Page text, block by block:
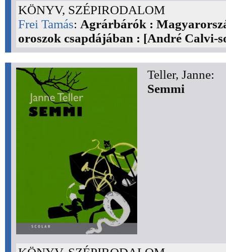
KÖNYV, SZÉPIRODALOM
Frei Tamás: Agrárbárók :
oroszok csapdájában : [André Calvi-
Teller, Janne:
Semmi